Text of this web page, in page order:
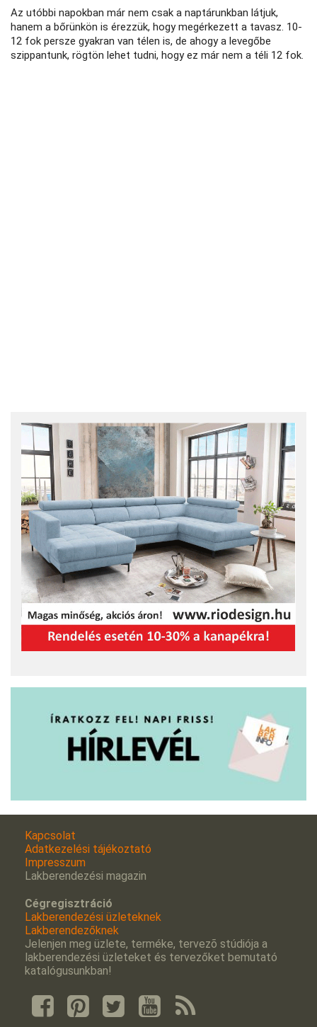
Az utóbbi napokban már nem csak a naptárunkban látjuk,
hanem a bőrünkön is érezzük, hogy megérkezett a tavasz. 10-
12 fok persze gyakran van télen is, de ahogy a levegőbe
szippantunk, rögtön lehet tudni, hogy ez már nem a téli 12 fok.
Kapcsolat
Adatkezelési tájékoztató
Impresszum
Lakberendezési magazin
Cégregisztráció
Lakberendezési üzleteknek
Lakberendezőknek
Jelenjen meg üzlete, terméke, tervezõ stúdiója a
lakberendezési üzleteket és tervezőket bemutató
katalógusunkban!